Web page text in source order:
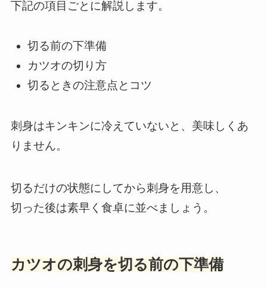
下記の項目ごとに解説します。
切る前の下準備
カツオの切り方
切るときの注意点とコツ
刺身はキンキンに冷えていないと、美味しくあ
りません。
切るだけの状態にしてから刺身を用意し、
切った後は素早く食卓に並べましょう。
カツオの刺身を切る前の下準備